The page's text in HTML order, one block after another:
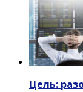
Цель: